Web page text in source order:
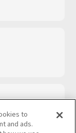
to
and ads.